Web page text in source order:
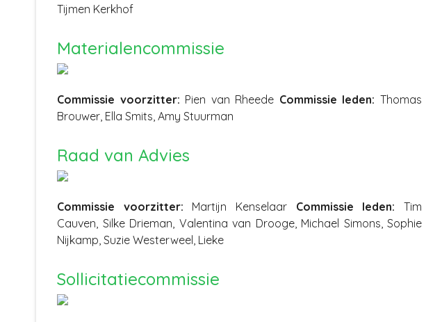
Tijmen Kerkhof
Materialencommissie
Commissie voorzitter: Pien van Rheede Commissie leden:Thomas
Brouwer, Ella Smits, Amy Stuurman
Raad van Advies
Commissie voorzitter: Martijn Kenselaar Commissie leden:Tim
Cauven, Silke Drieman, Valentina van Drooge, Michael Simons, Sophie
Nijkamp, Suzie Westerweel, Lieke
Sollicitatiecommissie